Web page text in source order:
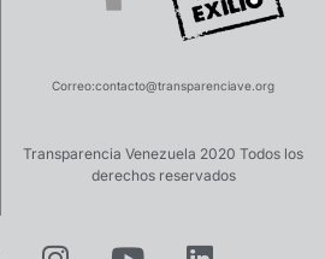
Correo:contacto@transparenciave.org
Transparencia Venezuela 2020 Todos los
derechos reservados